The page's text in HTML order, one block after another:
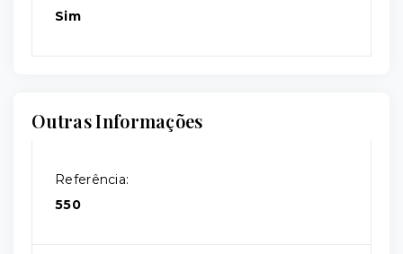
Sim
Outras Informações
Referência:
550